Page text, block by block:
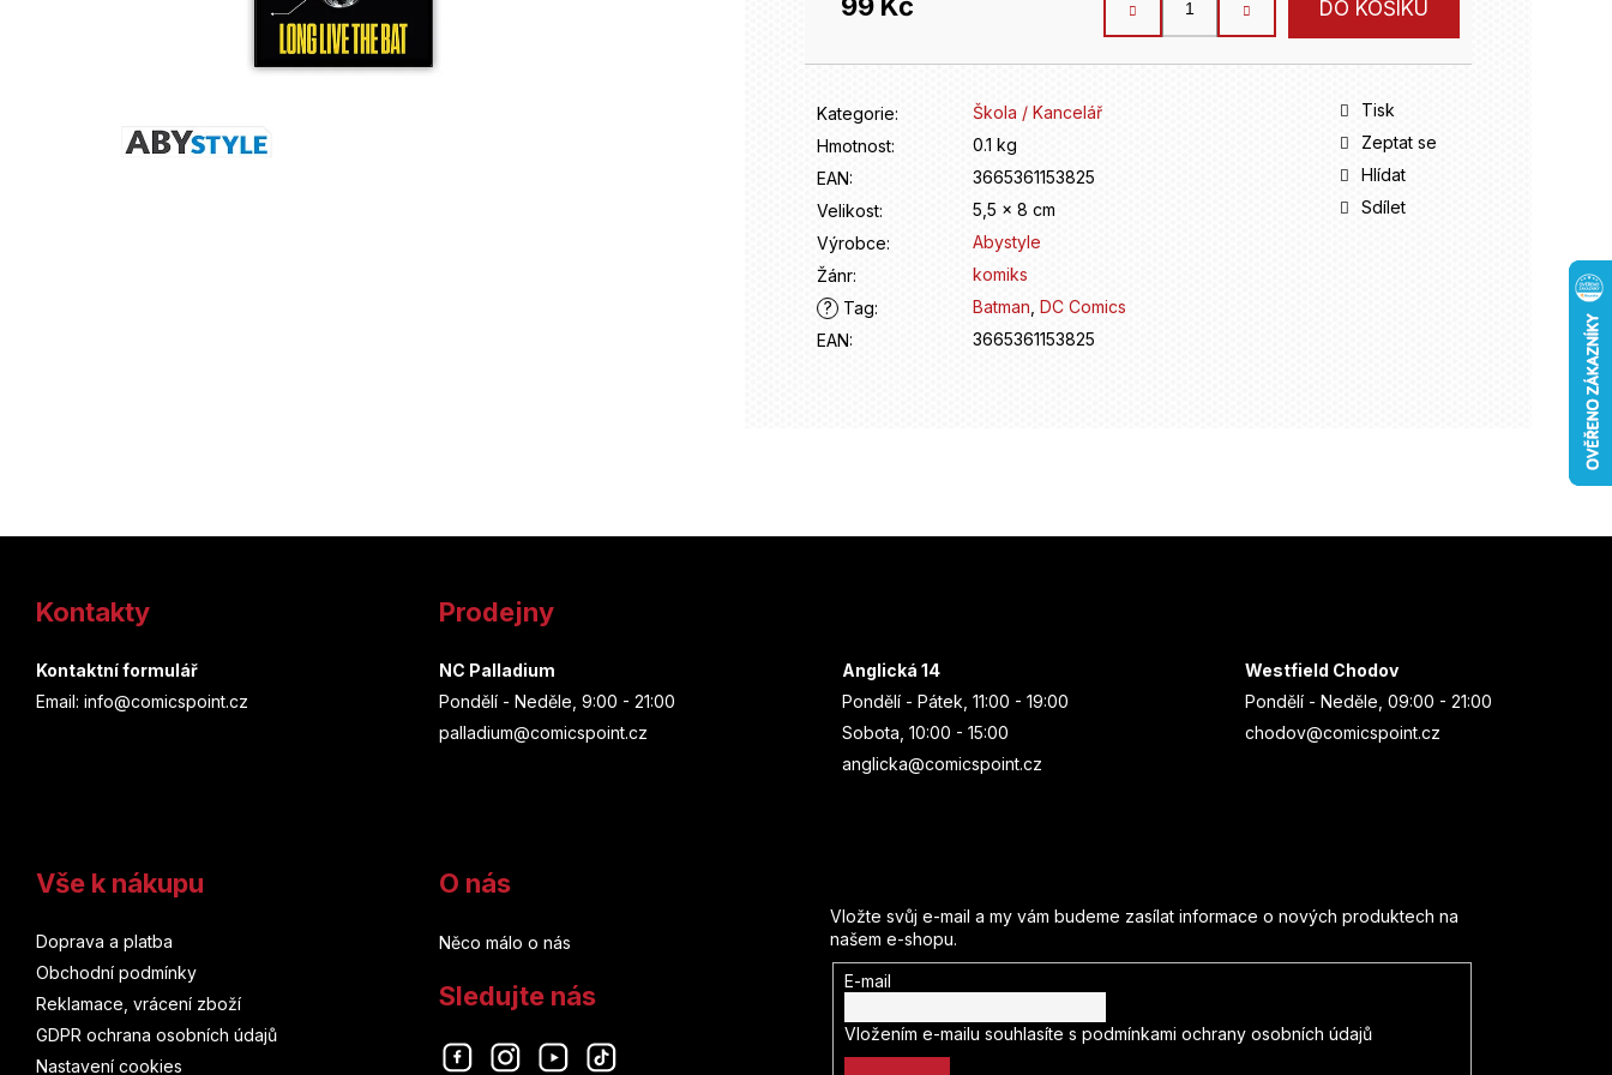
Měrná
DO KOŠÍKU
Kategorie:
Škola / Kancelář
Hmotnost:
0.1 kg
EAN:
3665361153825
Velikost:
5,5 x 8 cm
Výrobce:
Abystyle
Žánr:
komiks
?
Tag: Batman ,DC Comics
EAN: 3665361153825
Tisk
Zeptat se
Hlídat
Sdílet
Kontakty
Kontaktní formulář
Email: info@comicspoint.cz
Prodejny
NC Palladium
Pondělí - Neděle, 9:00 - 21:00
palladium@comicspoint.cz
Anglická 14
Pondělí - Pátek, 11:00 - 19:00
Sobota, 10:00 - 15:00
anglicka@comicspoint.cz
Westfield Chodov
Pondělí - Neděle, 09:00 - 21:00
chodov@comicspoint.cz
Vše k nákupu
Doprava a platba
Obchodní podmínky
Reklamace, vrácení zboží
GDPR ochrana osobních údajů
Nastavení cookies
O nás
Něco málo o nás
Sledujte nás
Vložte svůj e-mail a my vám budeme zasílat informace o nových produktech na
našem e-shopu.
E-mail
Vložením e-mailu souhlasíte s podmínkami ochrany osobních údajů